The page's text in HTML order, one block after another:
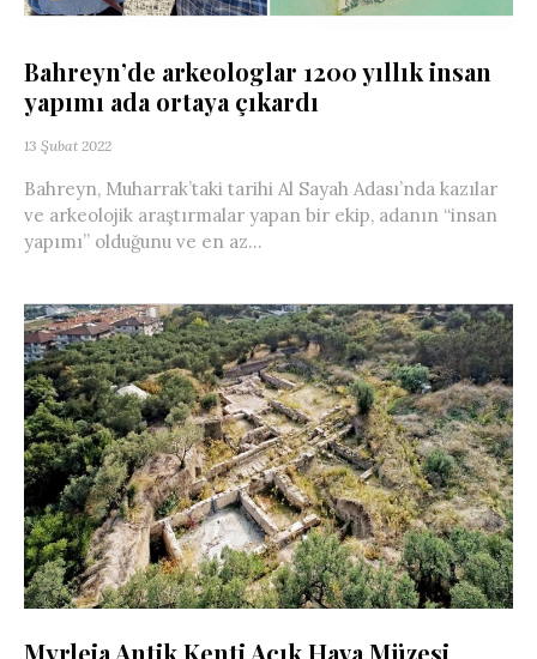
Bahreyn’de arkeologlar 1200 yıllık insan
yapımı ada ortaya çıkardı
13 Şubat 2022
Bahreyn, Muharrak’taki tarihi Al Sayah Adası’nda kazılar
ve arkeolojik araştırmalar yapan bir ekip, adanın “insan
yapımı” olduğunu ve en az...
Myrleia Antik Kenti Açık Hava Müzesi